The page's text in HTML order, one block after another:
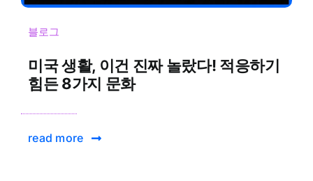
블로그
미국 생활, 이건 진짜 놀랐다! 적응하기
힘든 8가지 문화
read more